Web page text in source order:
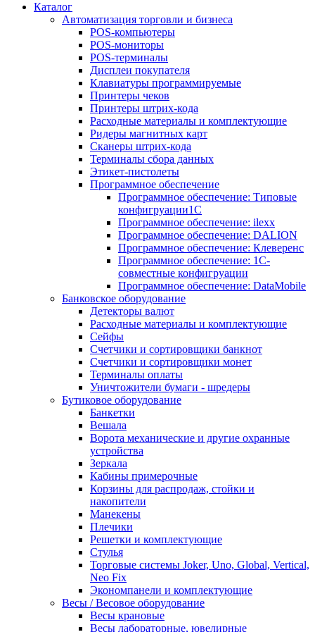
Каталог
Автоматизация торговли и бизнеса
POS-компьютеры
POS-мониторы
POS-терминалы
Дисплеи покупателя
Клавиатуры программируемые
Принтеры чеков
Принтеры штрих-кода
Расходные материалы и комплектующие
Ридеры магнитных карт
Сканеры штрих-кода
Терминалы сбора данных
Этикет-пистолеты
Программное обеспечение
Программное обеспечение: Типовые
конфигруации1С
Программное обеспечение: ilexx
Программное обеспечение: DALION
Программное обеспечение: Клеверенс
Программное обеспечение: 1С-
совместные конфигруации
Программное обеспечение: DataMobile
Банковское оборудование
Детекторы валют
Расходные материалы и комплектующие
Сейфы
Счетчики и сортировщики банкнот
Счетчики и сортировщики монет
Терминалы оплаты
Уничтожители бумаги - шредеры
Бутиковое оборудование
Банкетки
Вешала
Ворота механические и другие охранные
устройства
Зеркала
Кабины примерочные
Корзины для распродаж, стойки и
накопители
Манекены
Плечики
Решетки и комплектующие
Стулья
Торговые системы Joker, Uno, Global, Vertical,
Neo Fix
Экономпанели и комплектующие
Весы / Весовое оборудование
Весы крановые
Весы лабораторные, ювелирные